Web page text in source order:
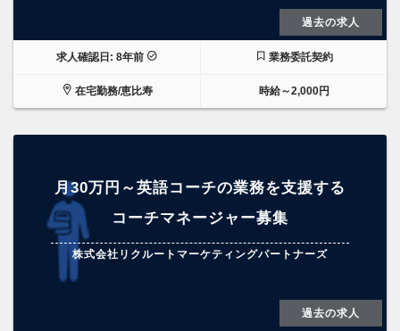
過去の求人
求人確認日: 8年前 業務委託契約
在宅勤務/恵比寿 時給～2,000円
月30万円～英語コーチの業務を支援する
コーチマネージャー募集
株式会社リクルートマーケティングパートナーズ
過去の求人